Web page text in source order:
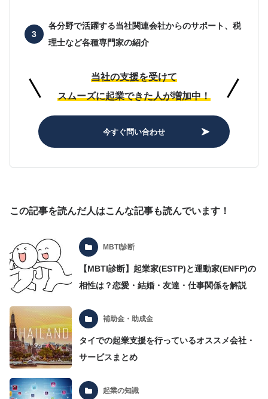
各分野で活躍する当社関連会社からのサポート、 税
理士など各種専門家の紹介
当社の支援を受けて
スムーズに起業できた人が増加中！
今すぐ問い合わせ
この記事を読んだ人はこんな記事も読んでいます！
MBTI診断
【MBTI診断】起業家(ESTP)と運動家(ENFP)の
相性は？恋愛・結婚・友達・仕事関係を解説
補助金・助成金
タイでの起業支援を行っているオススメ会社・
サービスまとめ
起業の知識